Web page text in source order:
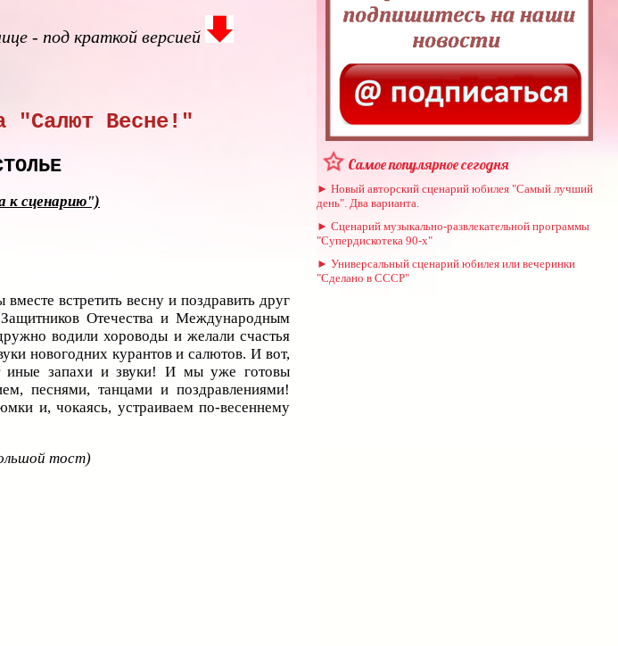
Самое популярное сегодня
► Новый авторский сценарий юбилея "Самый лучший
день". Два варианта.
► Сценарий музыкально-развлекательной программы
"Супердискотека 90-х"
► Универсальный сценарий юбилея или вечеринки
"Сделано в СССР"
- под краткой версией
"Салют Весне!"
к сценарию")
встретить весну и поздравить друг
Отечества и Международным
водили хороводы и желали счастья
новогодних курантов и салютов. И вот,
иные запахи и звуки! И мы уже готовы
песнями, танцами и поздравлениями!
и, чокаясь, устраиваем по-весеннему
тост)